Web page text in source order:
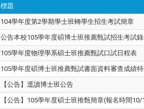
標題
104學年度第2學期學士班轉學生招生考試簡章
公告本校105學年度碩博士班推薦甄試招生考試
105學年度物理學系碩士班推薦甄試口試日程表
105學年度碩博士班推薦甄試書面資料審查成績
【公告】逕讀博士班公告
【公告】105學年度碩士班推甄簡章(報名時間